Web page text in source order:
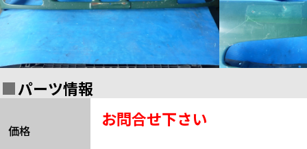
パーツ情報
価格
お問合せ下さい